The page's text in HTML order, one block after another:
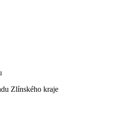
Zlínského kraje